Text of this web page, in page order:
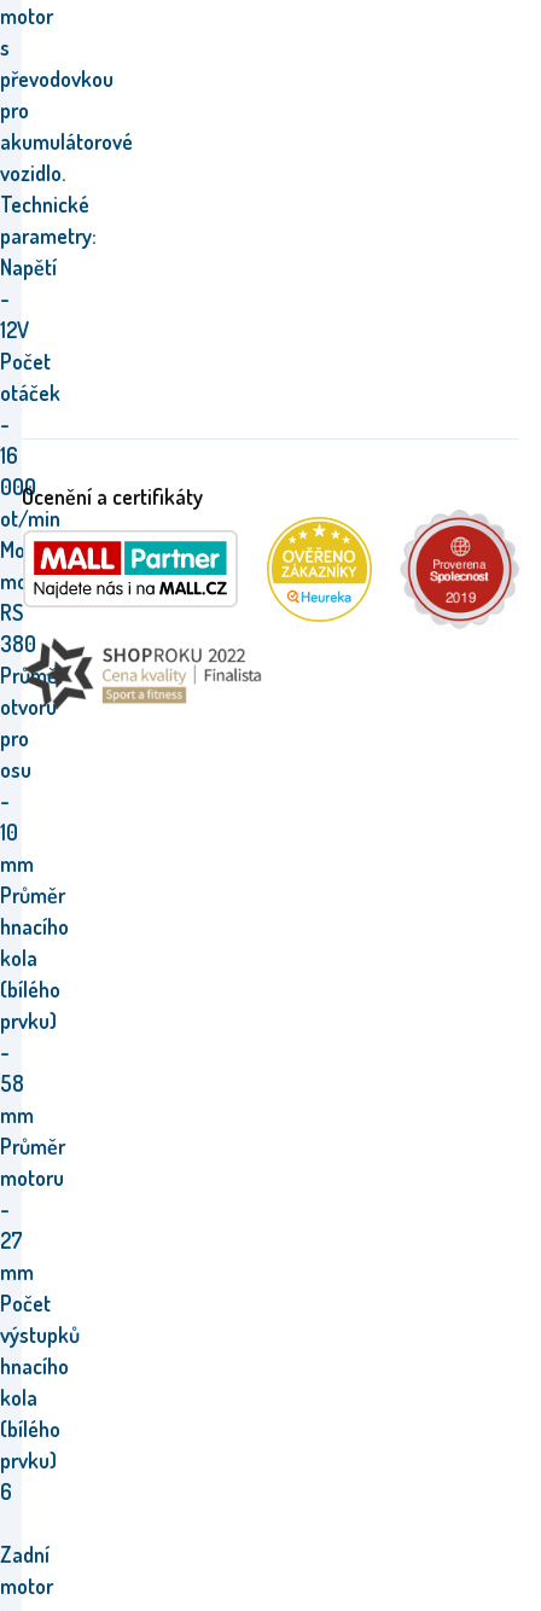
motor
s
převodovkou
pro
akumulátorové
vozidlo.
Technické
parametry:
Napětí
-
12V
Počet
otáček
-
16
000
ot/min
Model
motoru
RS
380
Průměr
otvoru
pro
osu
-
10
mm
Průměr
hnacího
kola
(bílého
prvku)
-
58
mm
Průměr
motoru
-
27
mm
Počet
výstupků
hnacího
kola
(bílého
prvku)
6
Zadní
motor
Ocenění a certifikáty